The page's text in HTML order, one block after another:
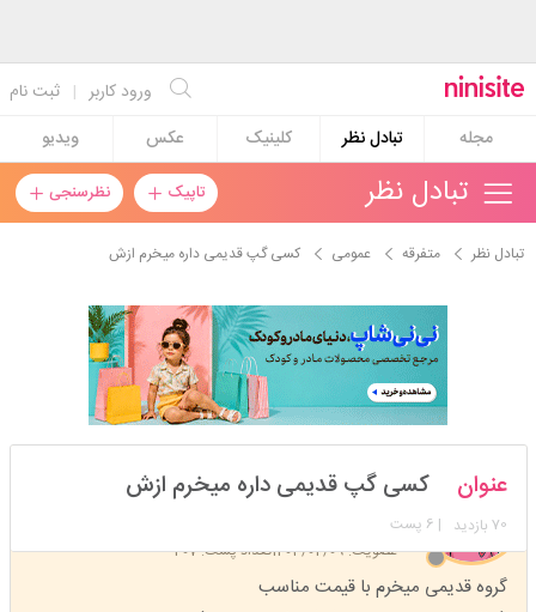
ثبت نام | ورود کاربر
مجله
تبادل نظر کلینیک عکس ویدیو
تاپیک نظرسنجی تبادل نظر
تبادل نظر متفرقه عمومی کسی گپ قدیمی داره میخرم ازش
jeyranbalaso
عضویت: 1403/04/09 تعداد پست: 207
عنوان کسی گپ قدیمی داره میخرم ازش
70 بازدید | 6 پست
گروه قدیمی میخرم با قیمت مناسب